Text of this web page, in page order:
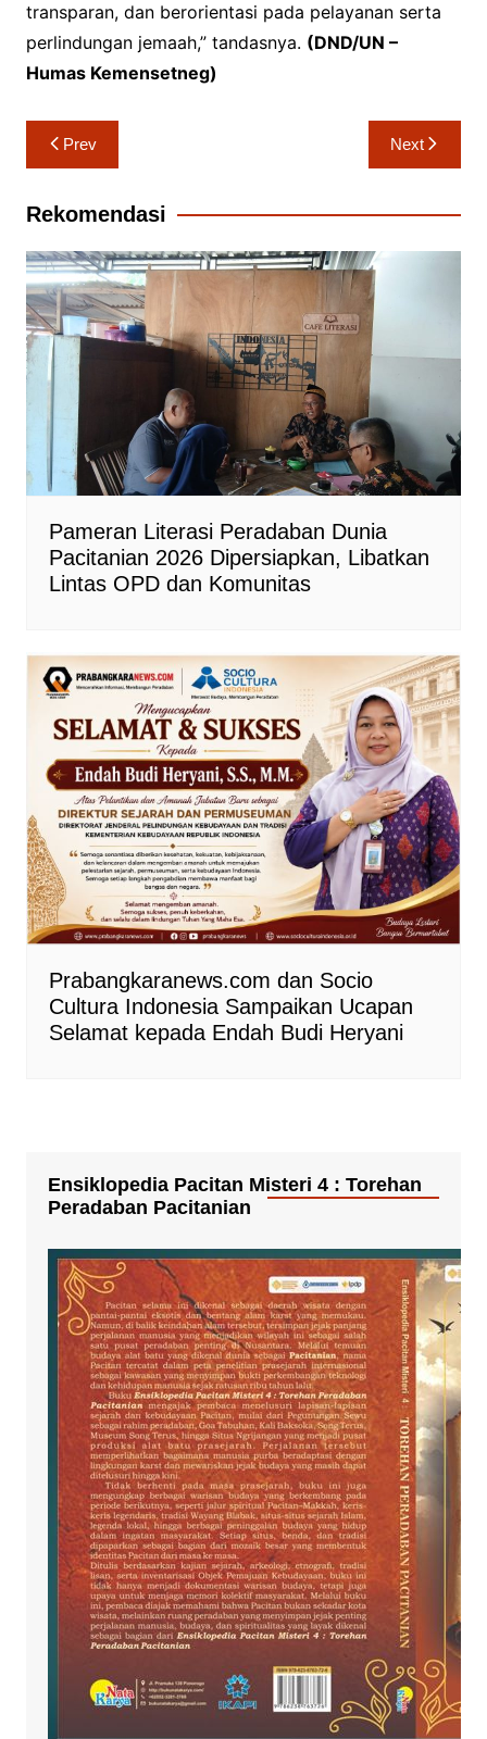
transparan, dan berorientasi pada pelayanan serta
perlindungan jemaah,” tandasnya. (DND/UN –
Humas Kemensetneg)
Navigasi
pos
Prev Next
Rekomendasi
Pameran Literasi Peradaban Dunia
Pacitanian 2026 Dipersiapkan, Libatkan
Lintas OPD dan Komunitas
Prabangkaranews.com dan Socio
Cultura Indonesia Sampaikan Ucapan
Selamat kepada Endah Budi Heryani
Ensiklopedia Pacitan Misteri 4 : Torehan
Peradaban Pacitanian